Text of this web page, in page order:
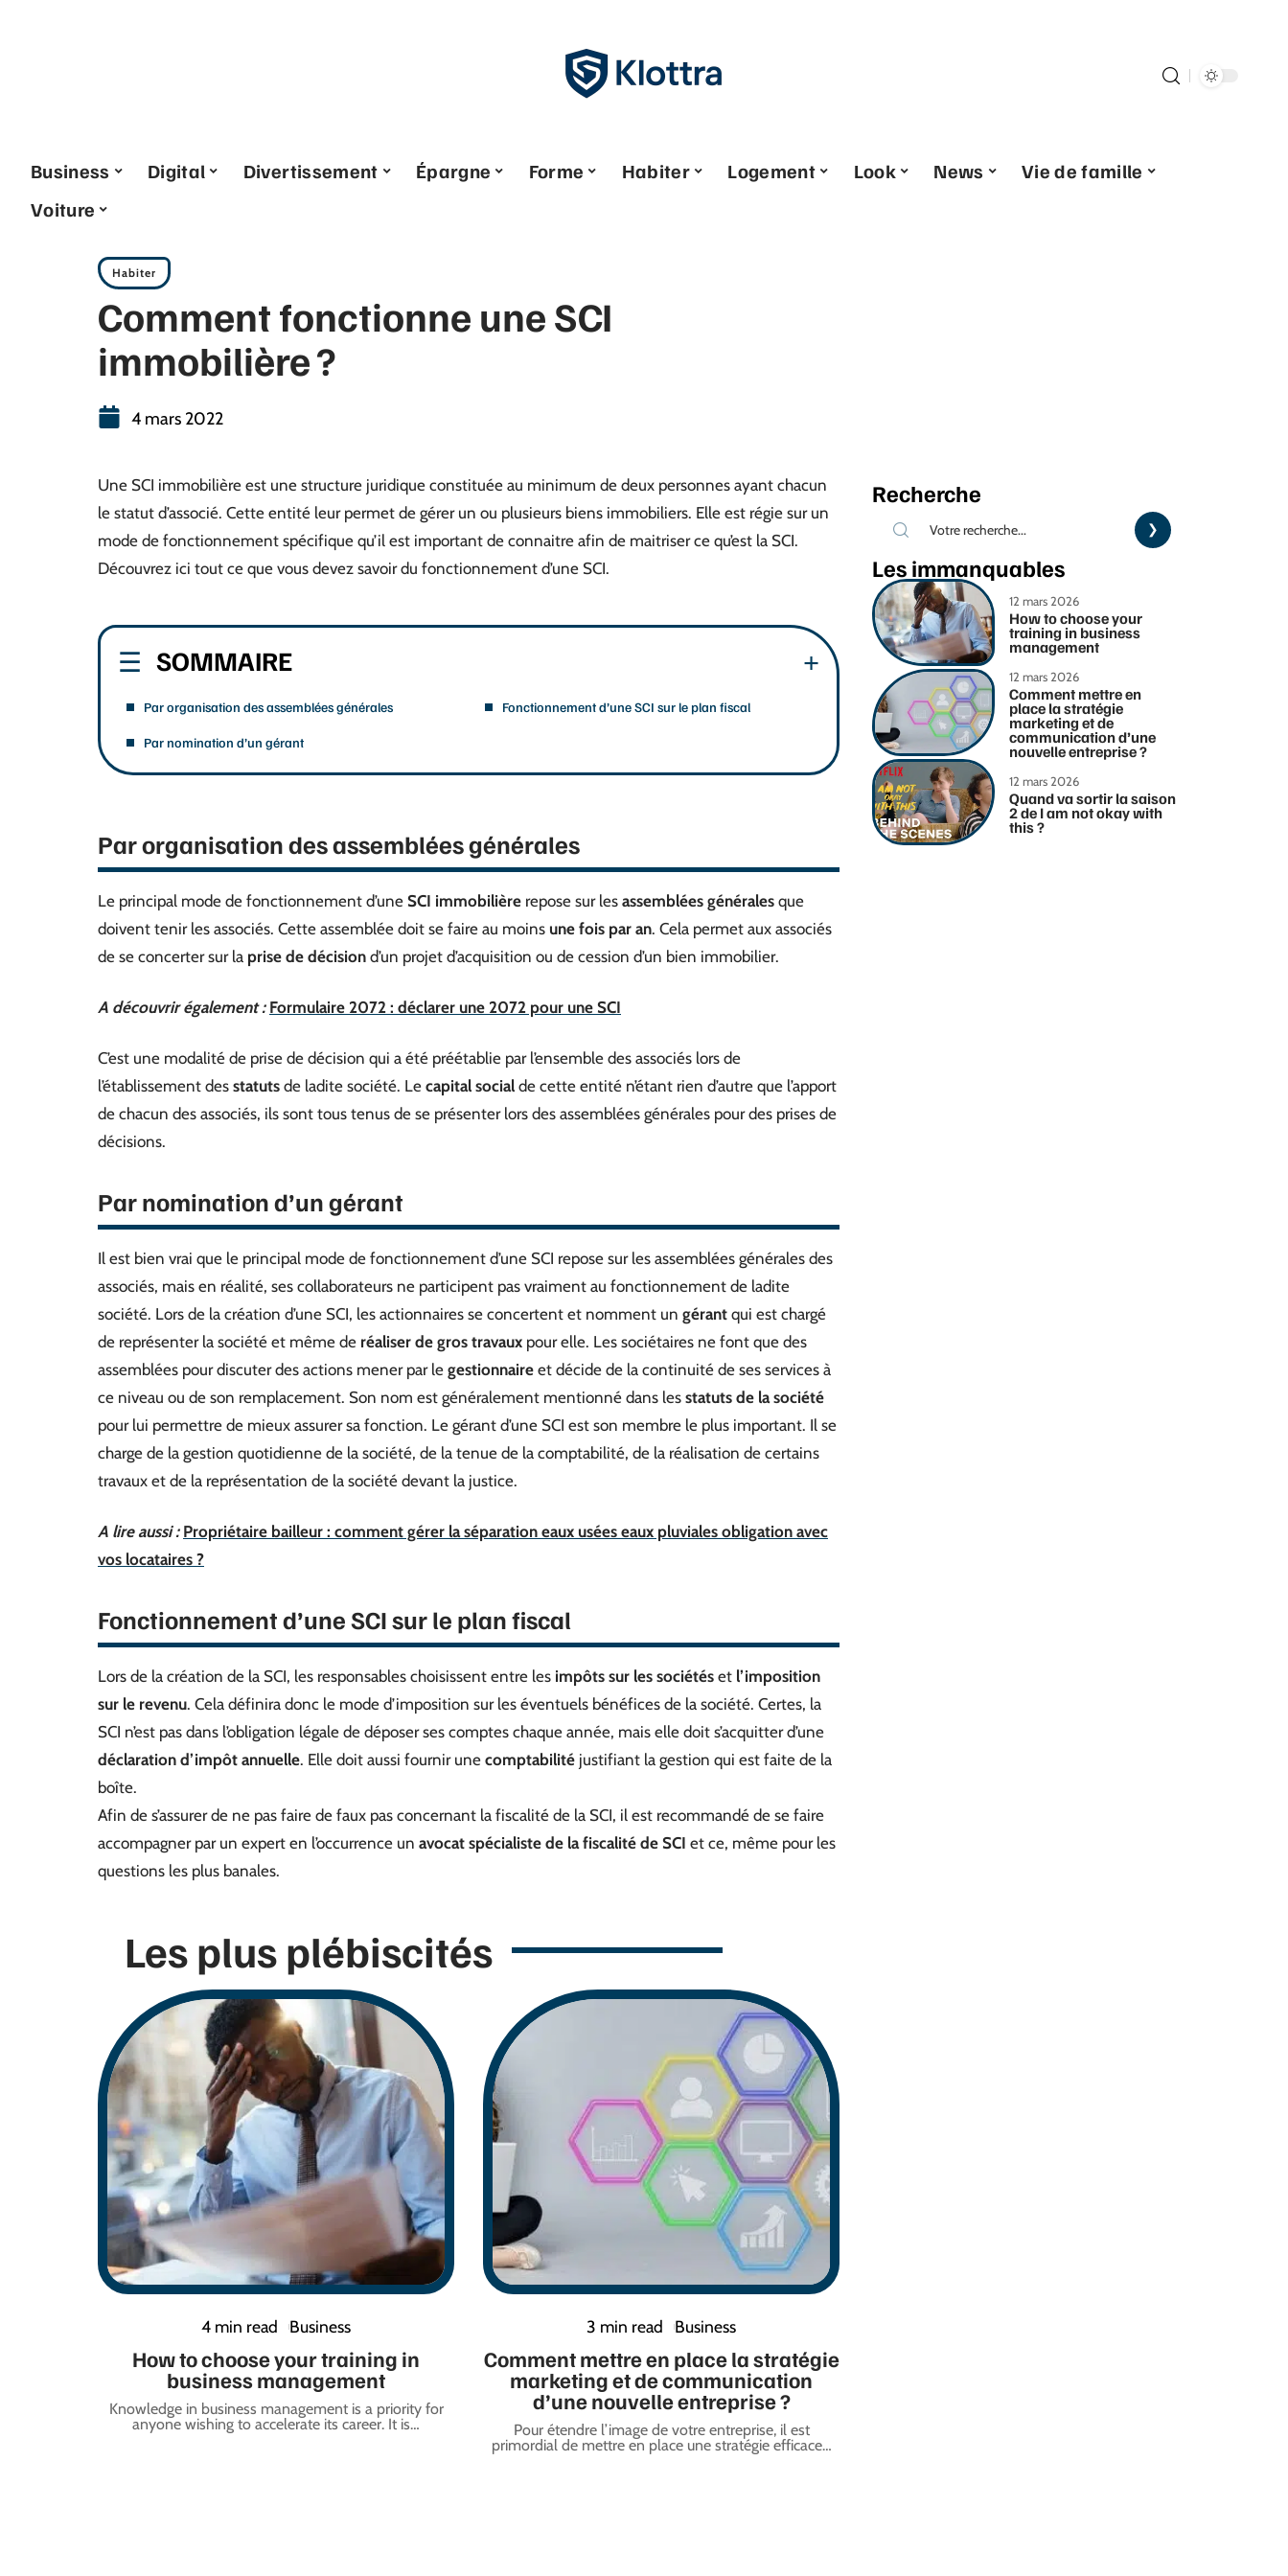
Business Digital Divertissement Épargne Forme Habiter Logement Look News
Vie de famille
Voiture
Habiter
Comment fonctionne une SCI
immobilière ?
4 mars 2022
Une SCI immobilière est une structure juridique constituée au minimum de deux personnes ayant chacun
le statut d’associé. Cette entité leur permet de gérer un ou plusieurs biens immobiliers. Elle est régie sur un
mode de fonctionnement spécifique qu’il est important de connaitre afin de maitriser ce qu’est la SCI.
Découvrez ici tout ce que vous devez savoir du fonctionnement d’une SCI.
SOMMAIRE
Par organisation des assemblées générales
Par nomination d’un gérant
Fonctionnement d’une SCI sur le plan fiscal
Par organisation des assemblées générales
Le principal mode de fonctionnement d’une SCI immobilière repose sur les assemblées générales que
doivent tenir les associés. Cette assemblée doit se faire au moins une fois par an. Cela permet aux associés
de se concerter sur la prise de décision d’un projet d’acquisition ou de cession d’un bien immobilier.
A découvrir également : Formulaire 2072 : déclarer une 2072 pour une SCI
C’est une modalité de prise de décision qui a été préétablie par l’ensemble des associés lors de
l’établissement des statuts de ladite société. Le capital social de cette entité n’étant rien d’autre que l’apport
de chacun des associés, ils sont tous tenus de se présenter lors des assemblées générales pour des prises de
décisions.
Par nomination d’un gérant
Il est bien vrai que le principal mode de fonctionnement d’une SCI repose sur les assemblées générales des
associés, mais en réalité, ses collaborateurs ne participent pas vraiment au fonctionnement de ladite
société. Lors de la création d’une SCI, les actionnaires se concertent et nomment un gérant qui est chargé
de représenter la société et même de réaliser de gros travaux pour elle. Les sociétaires ne font que des
assemblées pour discuter des actions mener par le gestionnaire et décide de la continuité de ses services à
ce niveau ou de son remplacement. Son nom est généralement mentionné dans les statuts de la société
pour lui permettre de mieux assurer sa fonction. Le gérant d’une SCI est son membre le plus important. Il se
charge de la gestion quotidienne de la société, de la tenue de la comptabilité, de la réalisation de certains
travaux et de la représentation de la société devant la justice.
A lire aussi : Propriétaire bailleur : comment gérer la séparation eaux usées eaux pluviales obligation avec
vos locataires ?
Fonctionnement d’une SCI sur le plan fiscal
Lors de la création de la SCI, les responsables choisissent entre les impôts sur les sociétés et l’imposition
sur le revenu. Cela définira donc le mode d’imposition sur les éventuels bénéfices de la société. Certes, la
SCI n’est pas dans l’obligation légale de déposer ses comptes chaque année, mais elle doit s’acquitter d’une
déclaration d’impôt annuelle. Elle doit aussi fournir une comptabilité justifiant la gestion qui est faite de la
boîte.
Afin de s’assurer de ne pas faire de faux pas concernant la fiscalité de la SCI, il est recommandé de se faire
accompagner par un expert en l’occurrence un avocat spécialiste de la fiscalité de SCI et ce, même pour les
questions les plus banales.
Les plus plébiscités
4 min read Business
How to choose your training in
business management
Knowledge in business management is a priority for
anyone wishing to accelerate its career. It is…
3 min read Business
Comment mettre en place la stratégie
marketing et de communication
d’une nouvelle entreprise ?
Pour étendre l’image de votre entreprise, il est
primordial de mettre en place une stratégie efficace…
Recherche
Les immanquables
12 mars 2026
How to choose your
training in business
management
12 mars 2026
Comment mettre en
place la stratégie
marketing et de
communication d’une
nouvelle entreprise ?
12 mars 2026
Quand va sortir la saison
2 de I am not okay with
this ?